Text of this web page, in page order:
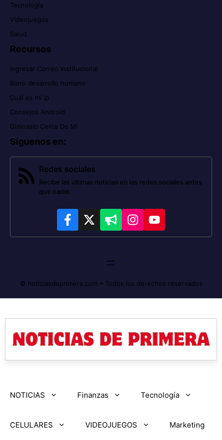
Tecnología
Videojuegos
Salud
Recursos
Ingresar Correo Institucional
Bono desarrollo humano
Cuál es mi ip
Consejos Android
Gimnasio Cerca De Mi
Síguenos en:
Redes sociales
Recibe las últimas noticias en las redes sociales antes
que nadie.
© noticiasdeprimera.com • Todos los derechos reservados
NOTICIAS Finanzas Tecnología
CELULARES VIDEOJUEGOS Marketing